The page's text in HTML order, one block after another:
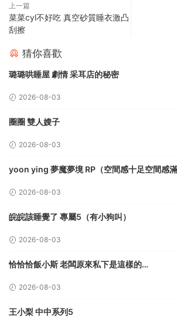
上一篇
菜菜cyl不好吃 真空砂質睡衣激凸
刮擦
猜你喜歡
璐璐哄睡屋 劇情 采耳店的秘密
2026-08-03
圈圈 雙人嫂子
2026-08-03
yoon ying 夢魔夢境 RP（空間感十足空間感滿
2026-08-03
皖皖該睡覺了 專屬5（有小狗叫）
2026-08-03
恰恰恰飯小斯 老闆原來私下是這樣的…
2026-08-03
王小梨 中中系列5